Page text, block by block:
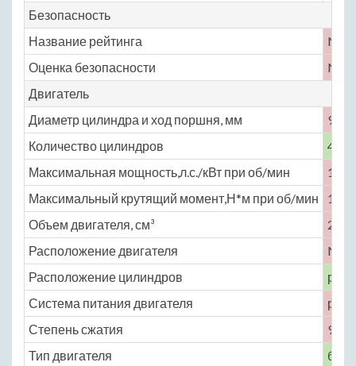
Безопасность
Название рейтинга
No
Оценка безопасности
No
Двигатель
Диаметр цилиндра и ход поршня, мм
93.5
Количество цилиндров
4
Максимальная мощность,л.с./кВт при об/мин
102
Максимальный крутящий момент,Н*м при об/мин
176
Объем двигателя, см³
2307
Расположение двигателя
No
Расположение цилиндров
Система питания двигателя
Степень сжатия
9
Тип двигателя